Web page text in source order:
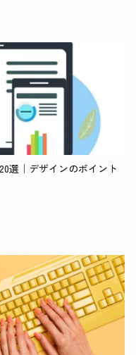
選｜デザインのポイント